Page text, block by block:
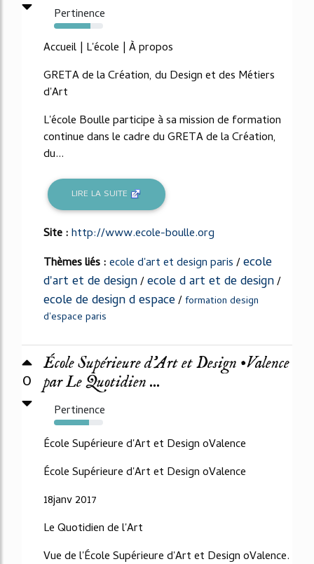
Pertinence
74%
Accueil | L'école | À propos
GRETA de la Création, du Design et des Métiers
d'Art
L'école Boulle participe à sa mission de formation
continue dans le cadre du GRETA de la Création,
du...
LIRE LA SUITE
Site :http://www.ecole-boulle.org
Thèmes liés :ecole d'art et design paris/ecole
d'art et de design/ecole d art et de design/
ecole de design d espace/formation design
d'espace paris
0
École Supérieure d’Art et Design •Valence
par Le Quotidien ...
Pertinence
71%
École Supérieure d'Art et Design oValence
École Supérieure d'Art et Design oValence
18janv 2017
Le Quotidien de l'Art
Vue de l'École Supérieure d'Art et Design oValence.